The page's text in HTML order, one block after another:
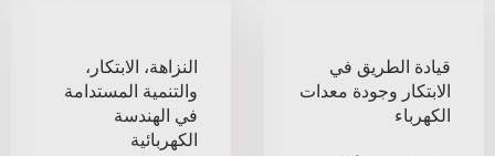
قيادة الطريق في
الابتكار وجودة معدات
الكهرباء
النزاهة، الابتكار،
والتنمية المستدامة
في الهندسة
الكهربائية